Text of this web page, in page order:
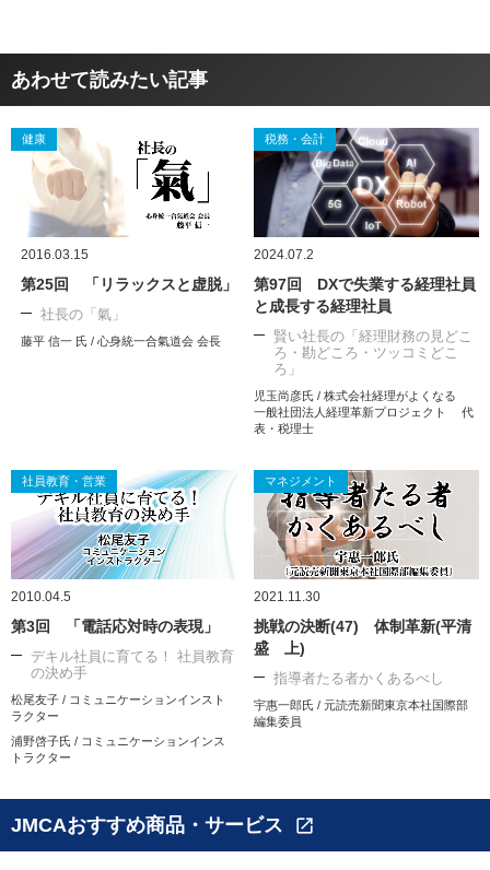
あわせて読みたい記事
健康
2016.03.15
第25回 「リラックスと虚脱」
社長の「氣」
藤平 信一 氏 / 心身統一合氣道会 会長
税務・会計
2024.07.2
第97回 DXで失業する経理社員
と成長する経理社員
賢い社長の「経理財務の見どこ
ろ・勘どころ・ツッコミどこ
ろ」
児玉尚彦氏 / 株式会社経理がよくなる
一般社団法人経理革新プロジェクト 代
表・税理士
社員教育・営業
2010.04.5
第3回 「電話応対時の表現」
デキル社員に育てる！ 社員教育
の決め手
松尾友子 / コミュニケーションインスト
ラクター
浦野啓子氏 / コミュニケーションインス
トラクター
マネジメント
2021.11.30
挑戦の決断(47) 体制革新(平清
盛 上)
指導者たる者かくあるべし
宇惠一郎氏 / 元読売新聞東京本社国際部
編集委員
JMCAおすすめ商品・サービス open_in_new